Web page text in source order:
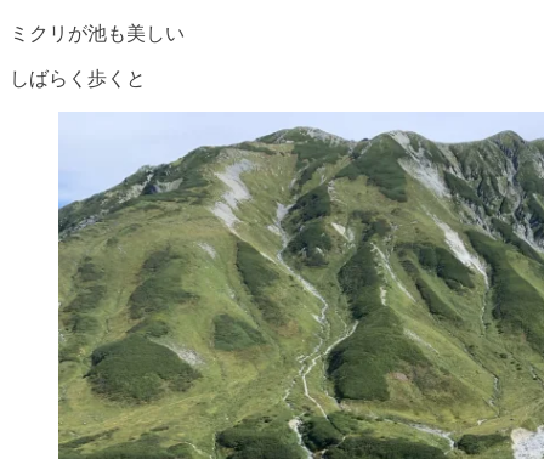
ミクリが池も美しい
しばらく歩くと